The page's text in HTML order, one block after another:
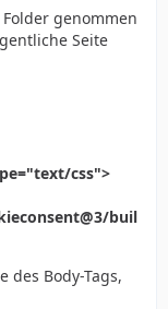
genommen
Seite
css">
buil
des Body-Tags,